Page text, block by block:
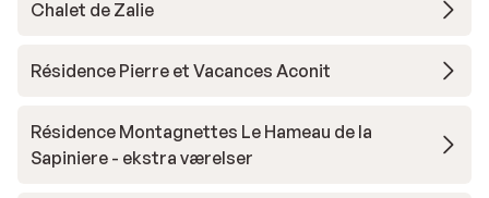
Chalet de Zalie
Résidence Pierre et Vacances Aconit
Résidence Montagnettes Le Hameau de la
Sapiniere - ekstra værelser